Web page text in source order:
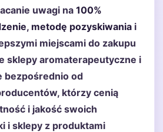
uwagi na 100%
, metodę pozyskiwania i
miejscami do zakupu
sklepy aromaterapeutyczne i
bezpośrednio od
którzy cenią
i jakość swoich
i sklepy z produktami